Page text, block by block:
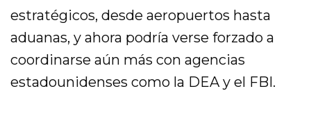
estratégicos, desde aeropuertos hasta
aduanas, y ahora podría verse forzado a
coordinarse aún más con agencias
estadounidenses como la DEA y el FBI.